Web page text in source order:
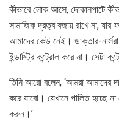
কীভাবে লোক আসে, দোকানপাটে
সামাজিক দূরত্ব বজায় রাখে না,
আমাদের কেউ নেই। ডাক্তার-
ইন্ডাস্ট্রি কন্ট্রোল করে না। সেটা
তিনি আরো বলেন, ‘আমরা আমাদের
করে যাবো। যেখানে পালিত হচ্ছে
করুন।’